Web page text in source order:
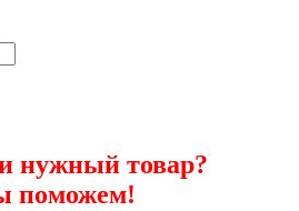
нужный товар?
поможем!